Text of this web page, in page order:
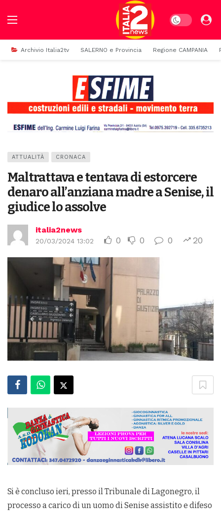
Dark mode
Archivio Italia2tv SALERNO e Provincia Regione CAMPANIA
ATTUALITÀ CRONACA
Maltrattava e tentava di estorcere
denaro all’anziana madre a Senise, il
giudice lo assolve
italia2news
20/03/2024 13:02 0 0 0 20
Si è concluso ieri, presso il Tribunale di Lagonegro, il
processo a carico di un uomo di Senise assistito e difeso